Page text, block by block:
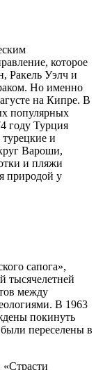
которое
Ракель Уэлч и
Но именно
на Кипре. В
популярных
году Турция
и
Вароши,
и пляжи
природой у
сапога»,
тысячелетней
между
В 1963
покинуть
переселены в